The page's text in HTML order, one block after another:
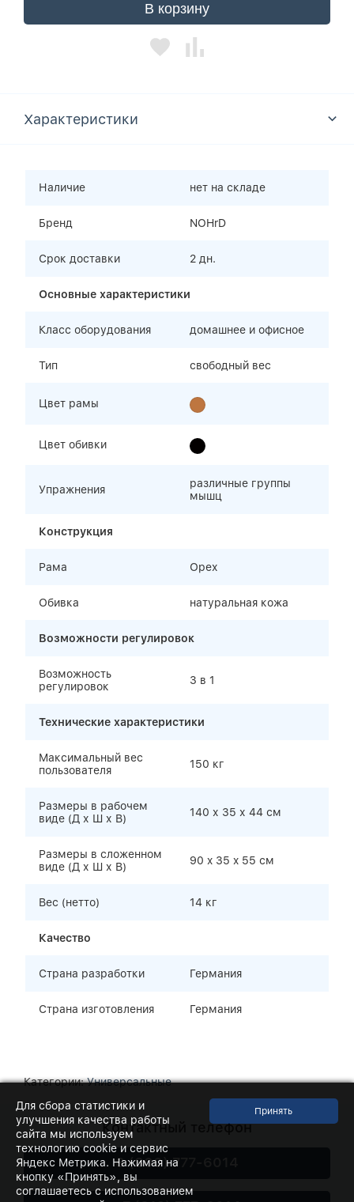
В корзину
Характеристики
Наличие нет на складе
Бренд NOHrD
Срок доставки 2 дн.
Основные характеристики
Класс оборудования домашнее и офисное
Тип свободный вес
Цвет рамы
Цвет обивки
Упражнения
различные группы
мышц
Конструкция
Рама Орех
Обивка натуральная кожа
Возможности регулировок
Возможность
регулировок
3 в 1
Технические характеристики
Максимальный вес
пользователя
150 кг
Размеры в рабочем
виде (Д х Ш х В)
140 х 35 х 44 см
Размеры в сложенном
виде (Д х Ш х В)
90 x 35 x 55 см
Вес (нетто) 14 кг
Качество
Страна разработки Германия
Страна изготовления Германия
Категории:Универсальные
Контактный телефон
8 (800) 777-6014
Для сбора статистики и
улучшения качества работы
сайта мы используем
технологию cookie и сервис
Яндекс Метрика. Нажимая на
кнопку «Принять», вы
соглашаетесь с использованием